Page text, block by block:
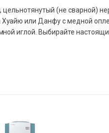
цельнотянутый (не сварной)
Хуайю или Данфу с медной
иглой. Выбирайте